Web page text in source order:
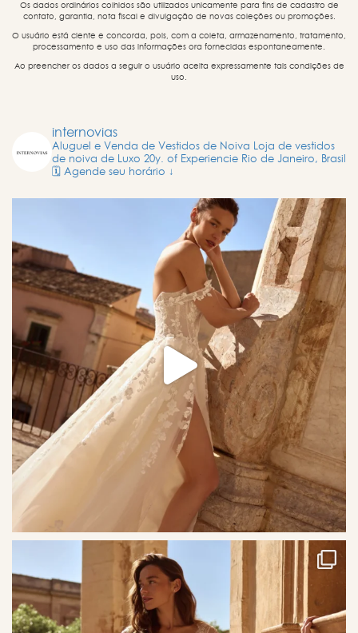
Os dados ordinários colhidos são utilizados unicamente para fins de cadastro de
contato, garantia, nota fiscal e divulgação de novas coleções ou promoções.
O usuário está ciente e concorda, pois, com a coleta, armazenamento, tratamento,
processamento e uso das informações ora fornecidas espontaneamente.
Ao preencher os dados a seguir o usuário aceita expressamente tais condições de
uso.
internovias
Aluguel e Venda de Vestidos de Noiva Loja de vestidos
de noiva de Luxo 20y. of Experiencie Rio de Janeiro, Brasil
🗓️ Agende seu horário ↓